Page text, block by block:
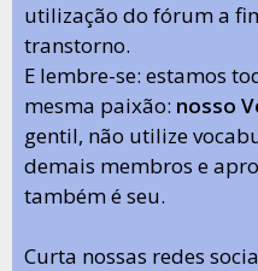
utilização do fórum a
transtorno.
E lembre-se: estamos
mesma paixão: nosso
gentil, não utilize
demais membros e
também é seu.
Curta nossas redes